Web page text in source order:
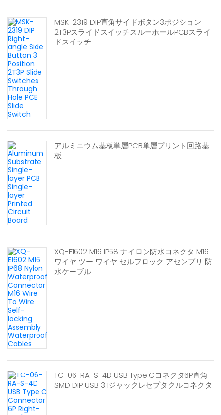
MSK-2319 DIP直角サイドボタン3ポジション
2T3PスライドスイッチスルーホールPCBスライ
ドスイッチ
アルミニウム基板単層PCB単層プリント回路基
板
XQ-E1602 M16 IP68 ナイロン防水コネクタ M16
ワイヤ ツー ワイヤ セルフロック アセンブリ 防
水ケーブル
TC-06-RA-S-4D USB Type Cコネクタ6P直角
SMD DIP USB 3.1ジャックレセプタクルコネクタ